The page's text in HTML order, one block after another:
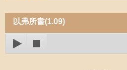
以弗所書(1.09)